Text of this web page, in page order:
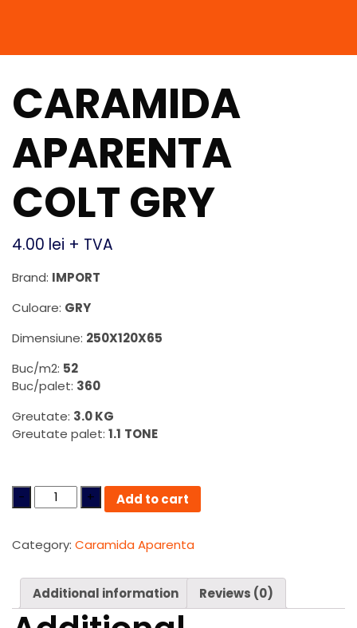
CARAMIDA
APARENTA
COLT GRY
4.00 lei + TVA
Brand: IMPORT
Culoare: GRY
Dimensiune: 250X120X65
Buc/m2: 52
Buc/palet: 360
Greutate: 3.0 KG
Greutate palet: 1.1 TONE
Quantity Add to cart
Category: Caramida Aparenta
Additional information Reviews (0)